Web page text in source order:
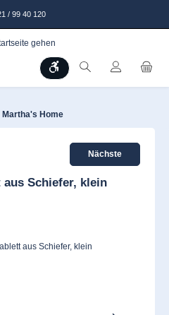
/ 99 40 120
Werkzeugleiste anzeigen
Martha's Home
Nächste
Schiefer, klein